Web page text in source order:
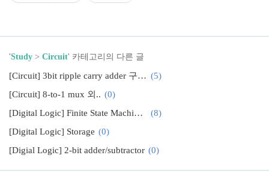
'Study > Circuit' 카테고리의 다른 글
[Circuit] 3bit ripple carry adder 구현하기 (5)
[Circuit] 8-to-1 mux 외.. (0)
[Digital Logic] Finite State Machine (FSM)
(8)
[Digital Logic] Storage (0)
[Digial Logic] 2-bit adder/subtractor (0)